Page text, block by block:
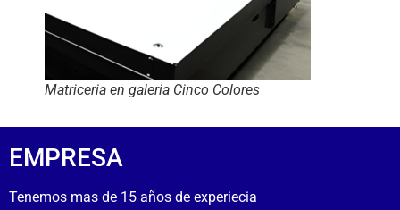
Matriceria en galeria Cinco Colores
EMPRESA
Tenemos mas de 15 años de experiecia